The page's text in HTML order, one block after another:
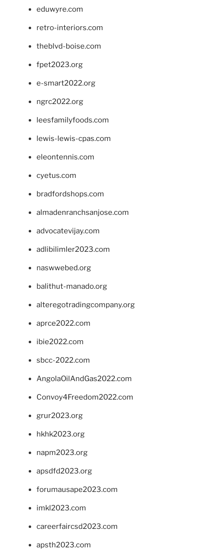
eduwyre.com
retro-interiors.com
theblvd-boise.com
fpet2023.org
e-smart2022.org
ngrc2022.org
leesfamilyfoods.com
lewis-lewis-cpas.com
eleontennis.com
cyetus.com
bradfordshops.com
almadenranchsanjose.com
advocatevijay.com
adlibilimler2023.com
naswwebed.org
balithut-manado.org
alteregotradingcompany.org
aprce2022.com
ibie2022.com
sbcc-2022.com
AngolaOilAndGas2022.com
Convoy4Freedom2022.com
grur2023.org
hkhk2023.org
napm2023.org
apsdfd2023.org
forumausape2023.com
imkl2023.com
careerfaircsd2023.com
apsth2023.com